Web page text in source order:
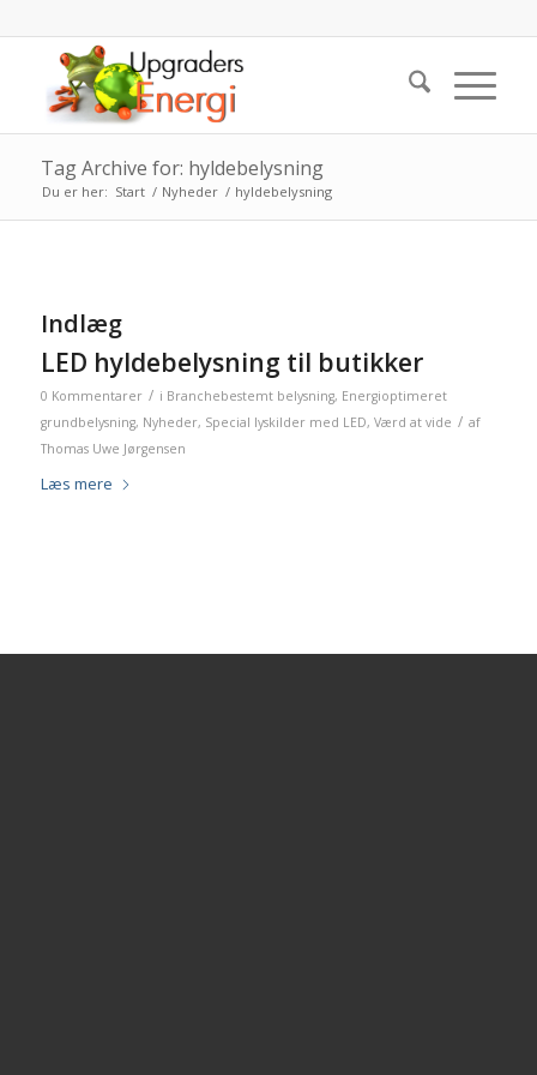
Tag Archive for: hyldebelysning
Du er her: Start / Nyheder / hyldebelysning
Indlæg
LED hyldebelysning til butikker
0 Kommentarer / i Branchebestemt belysning, Energioptimeret
grundbelysning, Nyheder, Special lyskilder med LED, Værd at vide / af
Thomas Uwe Jørgensen
Læs mere